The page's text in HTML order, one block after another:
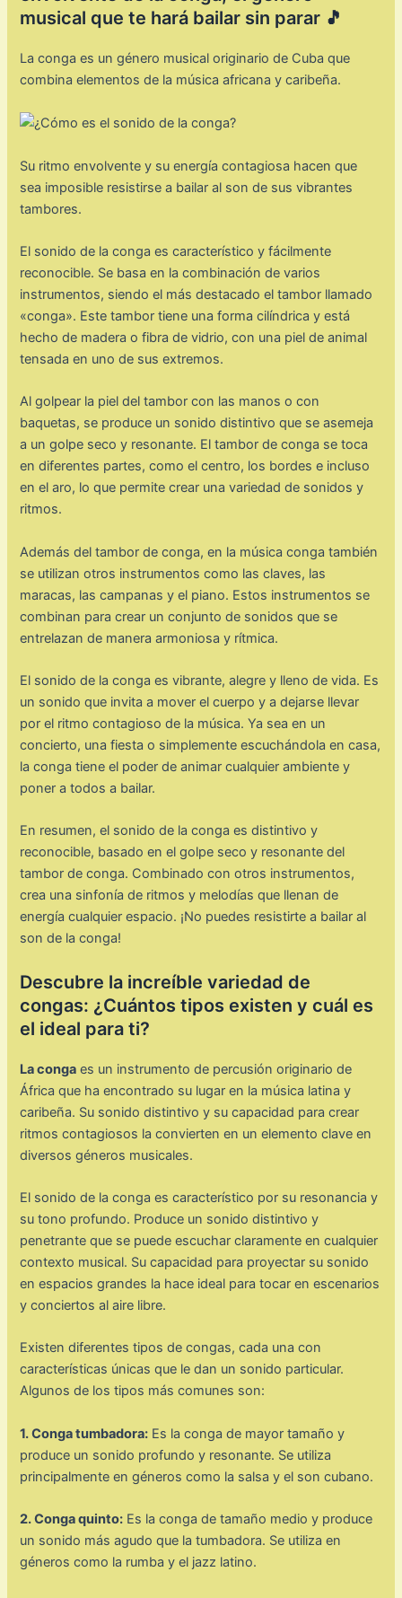
musical que te hará bailar sin parar 🎵
La conga es un género musical originario de Cuba que
combina elementos de la música africana y caribeña.
Su ritmo envolvente y su energía contagiosa hacen que
sea imposible resistirse a bailar al son de sus vibrantes
tambores.
El sonido de la conga es característico y fácilmente
reconocible. Se basa en la combinación de varios
instrumentos, siendo el más destacado el tambor llamado
«conga». Este tambor tiene una forma cilíndrica y está
hecho de madera o fibra de vidrio, con una piel de animal
tensada en uno de sus extremos.
Al golpear la piel del tambor con las manos o con
baquetas, se produce un sonido distintivo que se asemeja
a un golpe seco y resonante. El tambor de conga se toca
en diferentes partes, como el centro, los bordes e incluso
en el aro, lo que permite crear una variedad de sonidos y
ritmos.
Además del tambor de conga, en la música conga también
se utilizan otros instrumentos como las claves, las
maracas, las campanas y el piano. Estos instrumentos se
combinan para crear un conjunto de sonidos que se
entrelazan de manera armoniosa y rítmica.
El sonido de la conga es vibrante, alegre y lleno de vida. Es
un sonido que invita a mover el cuerpo y a dejarse llevar
por el ritmo contagioso de la música. Ya sea en un
concierto, una fiesta o simplemente escuchándola en casa,
la conga tiene el poder de animar cualquier ambiente y
poner a todos a bailar.
En resumen, el sonido de la conga es distintivo y
reconocible, basado en el golpe seco y resonante del
tambor de conga. Combinado con otros instrumentos,
crea una sinfonía de ritmos y melodías que llenan de
energía cualquier espacio. ¡No puedes resistirte a bailar al
son de la conga!
Descubre la increíble variedad de
congas: ¿Cuántos tipos existen y cuál es
el ideal para ti?
La conga es un instrumento de percusión originario de
África que ha encontrado su lugar en la música latina y
caribeña. Su sonido distintivo y su capacidad para crear
ritmos contagiosos la convierten en un elemento clave en
diversos géneros musicales.
El sonido de la conga es característico por su resonancia y
su tono profundo. Produce un sonido distintivo y
penetrante que se puede escuchar claramente en cualquier
contexto musical. Su capacidad para proyectar su sonido
en espacios grandes la hace ideal para tocar en escenarios
y conciertos al aire libre.
Existen diferentes tipos de congas, cada una con
características únicas que le dan un sonido particular.
Algunos de los tipos más comunes son:
1. Conga tumbadora: Es la conga de mayor tamaño y
produce un sonido profundo y resonante. Se utiliza
principalmente en géneros como la salsa y el son cubano.
2. Conga quinto: Es la conga de tamaño medio y produce
un sonido más agudo que la tumbadora. Se utiliza en
géneros como la rumba y el jazz latino.